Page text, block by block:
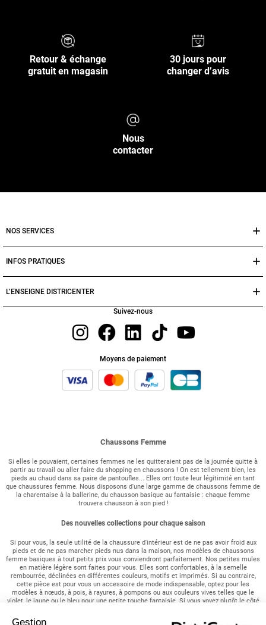
Gestion
Chaussons Femme
Si elles le pouvaient, certaines femmes ne les quitteraient pas de la journée quitte à
partir au travail ou aller faire du shopping en chaussons ! On est tellement bien, les
pieds au chaud dans sa paire de pantoufles... Elles ont toute leur légitimité en tant
que chaussures femme. Nous disposons d'une large gamme de chaussons femme de
la charentaise à la ballerine, du chausson basique au fantaisie : chaque femme
trouvera chausson à son pied !
Des nouvelles collections pour chaque saison
Si pour vous, la seule utilité de la chaussure d'intérieur est de ne pas avoir froid aux
pieds et de ne pas marcher pieds nus dans la maison, nos modèles de chaussons
femme basiques à tout petits prix vous conviendront parfaitement. Nos petites mules
en matière légère sont faites pour vous. Elles sont confortables, à la semelle
rembourrée, déclinées en différentes couleurs, motifs et imprimés. Si au contraire,
cette pièce est pour vous un accessoire de mode indispensable, optez pour les
modèles à nœuds, à pois, à rayures, à pompons ou aux couleurs vives telles que le
violet, le jaune ou le bleu pour une petite touche fantaisie. Si vous voyez plutôt le côté
Retour & échange
gratuit en magasin
30 jours pour
changer d’avis
Nous
contacter
NOS SERVICES
INFOS PRATIQUES
L’ENSEIGNE DISTRICENTER
Suivez-nous
Moyens de paiement